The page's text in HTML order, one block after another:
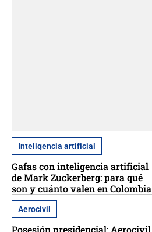
Inteligencia artificial
Gafas con inteligencia artificial
de Mark Zuckerberg: para qué
son y cuánto valen en Colombia
Aerocivil
Posesión presidencial: Aerocivil